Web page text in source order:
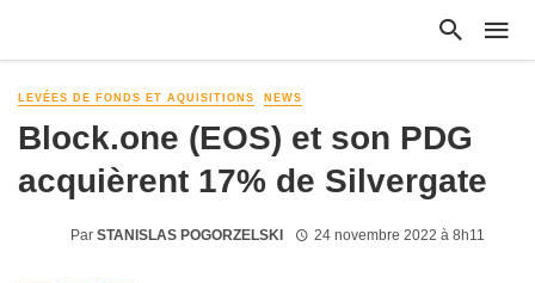
LEVÉES DE FONDS ET AQUISITIONS NEWS
Block.one (EOS) et son PDG
acquièrent 17% de Silvergate
Par STANISLAS POGORZELSKI 24 novembre 2022 à 8h11